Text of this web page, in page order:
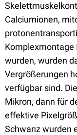
Calciumionen,
Komplexmontage
wurden, wurden
Vergrößerungen
verfügbar sind.
Mikron, dann für
effektive
Schwanz wurden